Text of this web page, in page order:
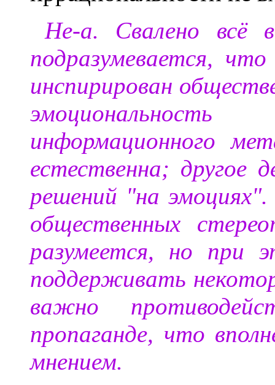
Не-а. Свалено всё
подразумевается,
инспирирован
информационного
естественна; другое
решений "на
общественных
разумеется, но при
поддерживать
важно
пропаганде, что
мнением.